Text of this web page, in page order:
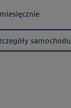
miesięcznie
samochodu